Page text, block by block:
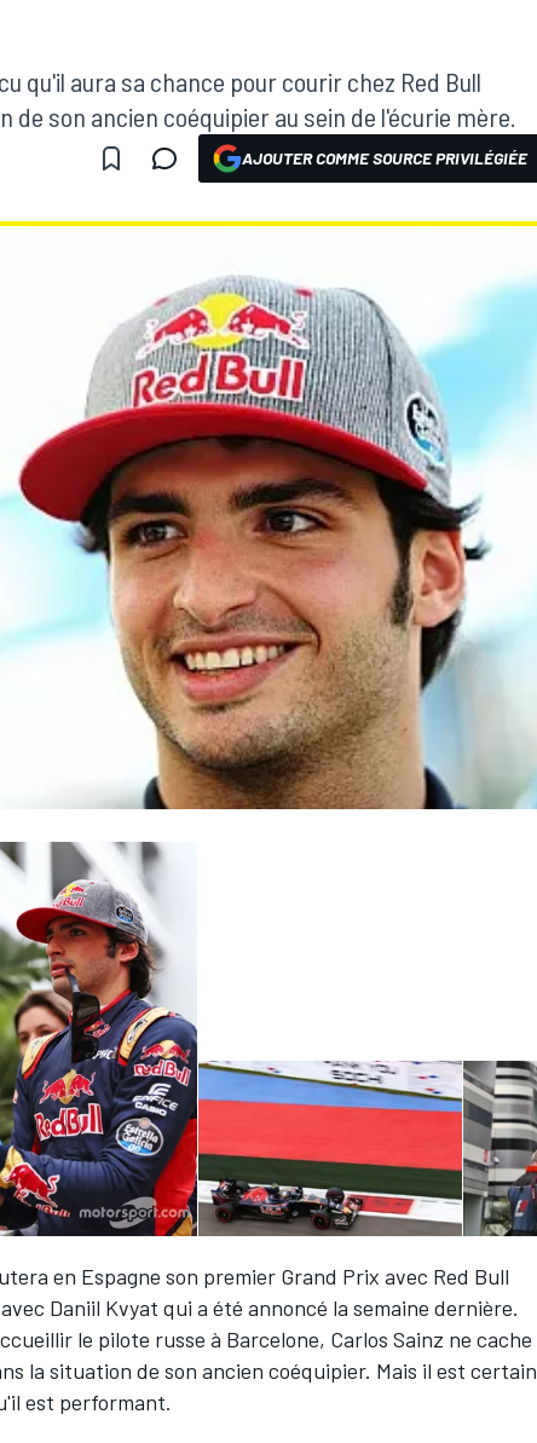
qu'il aura sa chance pour courir chez Red Bull
de son ancien coéquipier au sein de l'écurie mère.
AJOUTER COMME SOURCE PRIVILÉGIÉE
en Espagne son premier Grand Prix avec Red Bull
Daniil Kvyat qui a été annoncé la semaine dernière.
le pilote russe à Barcelone, Carlos Sainz ne cache
la situation de son ancien coéquipier. Mais il est certain
est performant.